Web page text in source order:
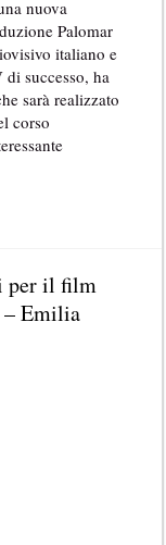
nuova
Palomar
italiano e
successo, ha
sarà realizzato
corso
per il film
Emilia